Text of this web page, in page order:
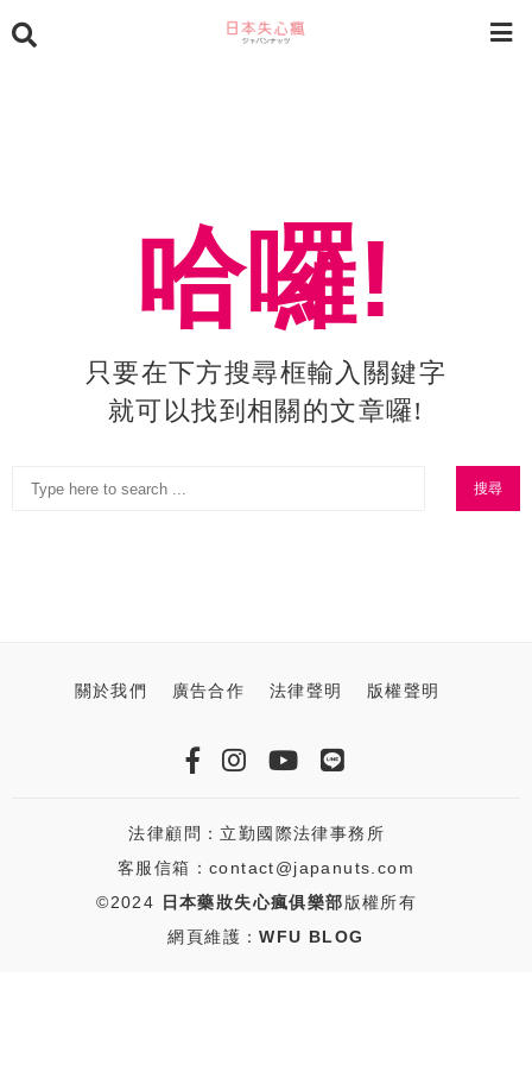
哈囉!
只要在下方搜尋框輸入關鍵字
就可以找到相關的文章囉!
關於我們 廣告合作 法律聲明 版權聲明
法律顧問：立勤國際法律事務所
客服信箱：contact@japanuts.com
©2024
日本藥妝失心瘋俱樂部版權所有
網頁維護：WFU BLOG